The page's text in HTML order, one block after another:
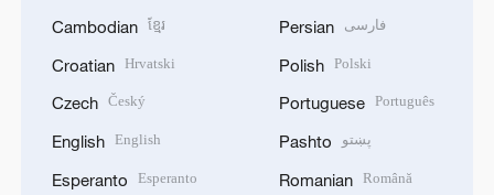
Cambodian ខ្មែរ
Croatian Hrvatski
Czech Český
English English
Esperanto Esperanto
Persian فارسی
Polish Polski
Portuguese Português
Pashto پښتو
Romanian Română